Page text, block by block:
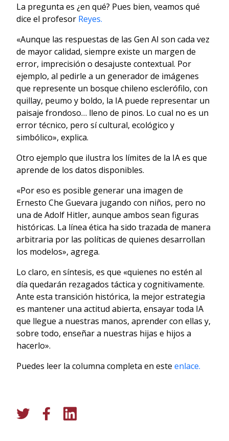
La pregunta es ¿en qué? Pues bien, veamos qué
dice el profesor Reyes.
«Aunque las respuestas de las Gen AI son cada vez
de mayor calidad, siempre existe un margen de
error, imprecisión o desajuste contextual. Por
ejemplo, al pedirle a un generador de imágenes
que represente un bosque chileno esclerófilo, con
quillay, peumo y boldo, la IA puede representar un
paisaje frondoso… lleno de pinos. Lo cual no es un
error técnico, pero sí cultural, ecológico y
simbólico», explica.
Otro ejemplo que ilustra los límites de la IA es que
aprende de los datos disponibles.
«Por eso es posible generar una imagen de
Ernesto Che Guevara jugando con niños, pero no
una de Adolf Hitler, aunque ambos sean figuras
históricas. La línea ética ha sido trazada de manera
arbitraria por las políticas de quienes desarrollan
los modelos», agrega.
Lo claro, en síntesis, es que «quienes no estén al
día quedarán rezagados táctica y cognitivamente.
Ante esta transición histórica, la mejor estrategia
es mantener una actitud abierta, ensayar toda IA
que llegue a nuestras manos, aprender con ellas y,
sobre todo, enseñar a nuestras hijas e hijos a
hacerlo».
Puedes leer la columna completa en este enlace.